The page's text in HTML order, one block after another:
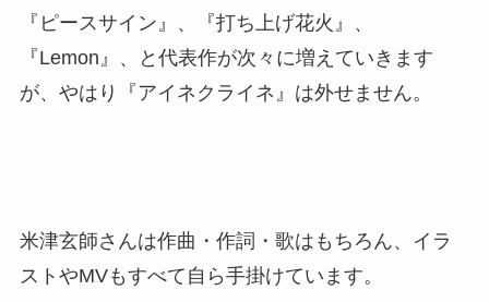
『ピースサイン』、『打ち上げ花火』、
『Lemon』、と代表作が次々に増えていきます
が、やはり『アイネクライネ』は外せません。
米津玄師さんは作曲・作詞・歌はもちろん、イラ
ストやMVもすべて自ら手掛けています。